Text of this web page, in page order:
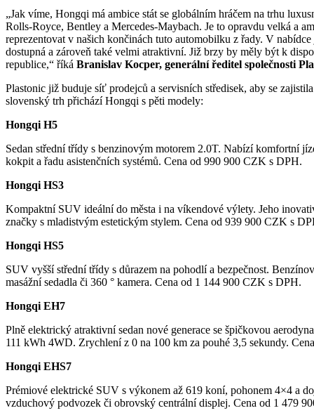
„Jak víme, Hongqi má ambice stát se globálním hráčem na trhu
Rolls-Royce, Bentley a Mercedes-Maybach. Je to opravdu velká a
reprezentovat v našich končinách tuto automobilku z řady. V
dostupná a zároveň také velmi atraktivní. Již brzy by měly být k
republice,“ říká Branislav Kocper, generální ředitel společnosti
Plastonic již buduje síť prodejců a servisních středisek, aby se
slovenský trh přichází Hongqi s pěti modely:
Hongqi H5
Sedan střední třídy s benzinovým motorem 2.0T. Nabízí komfortní
kokpit a řadu asistenčních systémů. Cena od 990 900 CZK s DPH.
Hongqi HS3
Kompaktní SUV ideální do města i na víkendové výlety. Jeho
značky s mladistvým estetickým stylem. Cena od 939 900 CZK s
Hongqi HS5
SUV vyšší střední třídy s důrazem na pohodlí a bezpečnost.
masážní sedadla či 360 ° kamera. Cena od 1 144 900 CZK s DPH.
Hongqi EH7
Plně elektrický atraktivní sedan nové generace se špičkovou
111 kWh 4WD. Zrychlení z 0 na 100 km za pouhé 3,5 sekundy.
Hongqi EHS7
Prémiové elektrické SUV s výkonem až 619 koní, pohonem 4×4 a
vzduchový podvozek či obrovský centrální displej. Cena od 1 479